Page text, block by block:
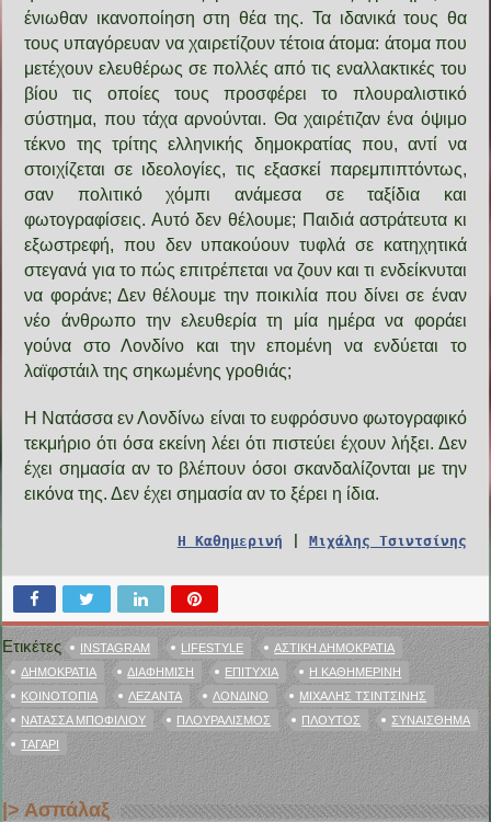
ένιωθαν ικανοποίηση στη θέα της. Τα ιδανικά τους θα
τους υπαγόρευαν να χαιρετίζουν τέτοια άτομα: άτομα που
μετέχουν ελευθέρως σε πολλές από τις εναλλακτικές του
βίου τις οποίες τους προσφέρει το πλουραλιστικό
σύστημα, που τάχα αρνούνται. Θα χαιρέτιζαν ένα όψιμο
τέκνο της τρίτης ελληνικής δημοκρατίας που, αντί να
στοιχίζεται σε ιδεολογίες, τις εξασκεί παρεμπιπτόντως,
σαν πολιτικό χόμπι ανάμεσα σε ταξίδια και
φωτογραφίσεις. Αυτό δεν θέλουμε; Παιδιά αστράτευτα κι
εξωστρεφή, που δεν υπακούουν τυφλά σε κατηχητικά
στεγανά για το πώς επιτρέπεται να ζουν και τι ενδείκνυται
να φοράνε; Δεν θέλουμε την ποικιλία που δίνει σε έναν
νέο άνθρωπο την ελευθερία τη μία ημέρα να φοράει
γούνα στο Λονδίνο και την επομένη να ενδύεται το
λαϊφστάιλ της σηκωμένης γροθιάς;
Η Νατάσσα εν Λονδίνω είναι το ευφρόσυνο φωτογραφικό
τεκμήριο ότι όσα εκείνη λέει ότι πιστεύει έχουν λήξει. Δεν
έχει σημασία αν το βλέπουν όσοι σκανδαλίζονται με την
εικόνα της. Δεν έχει σημασία αν το ξέρει η ίδια.
Η Καθημερινή Μιχάλης Τσιντσίνης
Ετικέτες INSTAGRAM LIFESTYLE
ΑΣΤΙΚΉ ΔΗΜΟΚΡΑΤΊΑ
ΔΗΜΟΚΡΑΤΊΑ
ΔΙΑΦΉΜΙΣΗ ΕΠΙΤΥΧΊΑ
Η ΚΑΘΗΜΕΡΙΝΉ
ΚΟΙΝΟΤΟΠΊΑ
ΛΕΖΆΝΤΑ ΛΟΝΔΊΝΟ
ΜΙΧΆΛΗΣ ΤΣΙΝΤΣΊΝΗΣ
ΝΑΤΆΣΣΑ ΜΠΟΦΊΛΙΟΥ
ΠΛΟΥΡΑΛΙΣΜΌΣ ΠΛΟΎΤΟΣ
ΣΥΝΑΊΣΘΗΜΑ
ΤΑΓΆΡΙ
|> Ασπάλαξ